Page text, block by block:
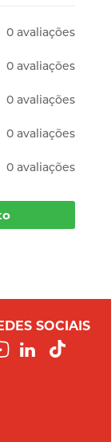
0 avaliações
0 avaliações
0 avaliações
0 avaliações
0 avaliações
SOCIAIS